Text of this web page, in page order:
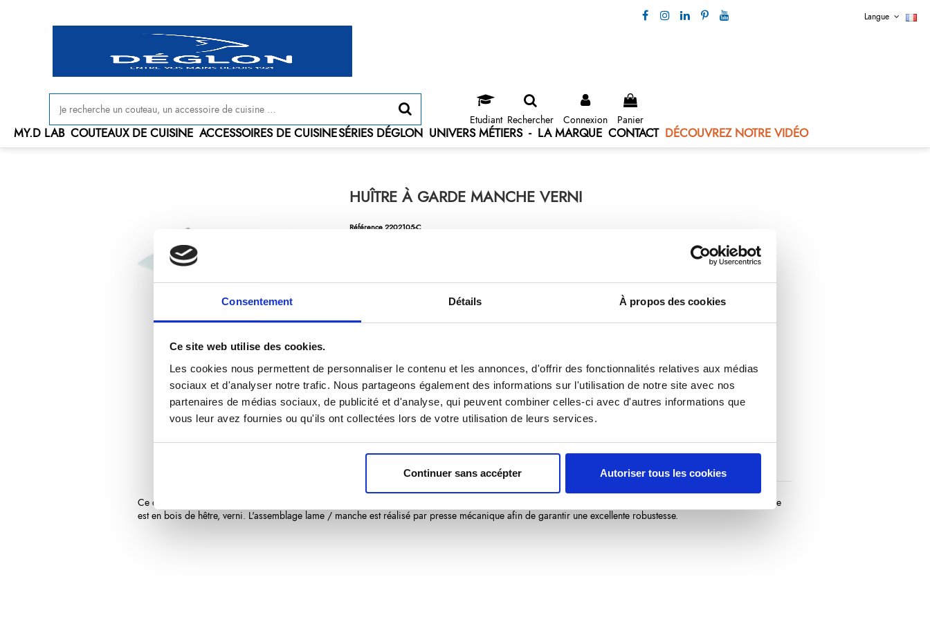
Consentement Détails À propos des cookies
Ce site web utilise des cookies.
Les cookies nous permettent de personnaliser le contenu et les annonces, d'offrir des fonctionnalités relatives aux médias
sociaux et d'analyser notre trafic. Nous partageons également des informations sur l'utilisation de notre site avec nos
partenaires de médias sociaux, de publicité et d'analyse, qui peuvent combiner celles-ci avec d'autres informations que
vous leur avez fournies ou qu'ils ont collectées lors de votre utilisation de leurs services.
Continuer sans accépter Autoriser tous les cookies
Langue
Etudiant Rechercher Connexion Panier
MY.D LAB COUTEAUX DE CUISINE ACCESSOIRES DE CUISINESÉRIES DÉGLON UNIVERS MÉTIERS - LA MARQUE CONTACT DÉCOUVREZ NOTRE VIDÉO
HUÎTRE À GARDE MANCHE VERNI
Référence 2202105-C
Lancette à huître - avec garde large - manche en bois verni
Cecouteau à huîtres
est équipé d'une lame courte (5 cm) ainsi que d'une garde : de ce fait, il permet une ouverture des huîtres en toute sécurité. Son manche
est en bois de hêtre, verni. L'assemblage lame / manche est réalisé par presse mécanique afin de garantir une excellente robustesse.